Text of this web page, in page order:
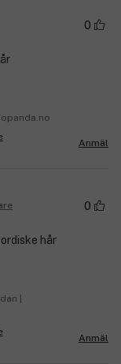
0
Anmäl
0
hår
|
Anmäl